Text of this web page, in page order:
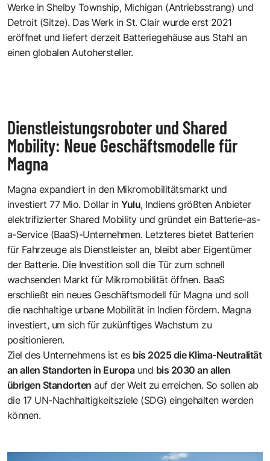
Werke in Shelby Township, Michigan (Antriebsstrang) und
Detroit (Sitze). Das Werk in St. Clair wurde erst 2021
eröffnet und liefert derzeit Batteriegehäuse aus Stahl an
einen globalen Autohersteller.
Dienstleistungsroboter und Shared
Mobility: Neue Geschäftsmodelle für
Magna
Magna expandiert in den Mikromobilitätsmarkt und
investiert 77 Mio. Dollar inYulu, Indiens größten Anbieter
elektrifizierter Shared Mobility und gründet ein Batterie-as-
a-Service (BaaS)-Unternehmen. Letzteres bietet Batterien
für Fahrzeuge als Dienstleister an, bleibt aber Eigentümer
der Batterie. Die Investition soll die Tür zum schnell
wachsenden Markt für Mikromobilität öffnen. BaaS
erschließt ein neues Geschäftsmodell für Magna und soll
die nachhaltige urbane Mobilität in Indien fördern. Magna
investiert, um sich für zukünftiges Wachstum zu
positionieren.
Ziel des Unternehmens ist es bis 2025 die Klima-Neutralität
an allen Standorten in Europaund bis 2030 an allen
übrigen Standorten auf der Welt zu erreichen. So sollen ab
die 17 UN-Nachhaltigkeitsziele (SDG) eingehalten werden
können.